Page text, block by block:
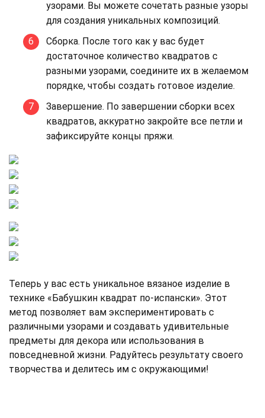
узорами. Вы можете сочетать разные узоры
для создания уникальных композиций.
Сборка. После того как у вас будет
достаточное количество квадратов с
разными узорами, соедините их в желаемом
порядке, чтобы создать готовое изделие.
Завершение. По завершении сборки всех
квадратов, аккуратно закройте все петли и
зафиксируйте концы пряжи.
Теперь у вас есть уникальное вязаное изделие в
технике «Бабушкин квадрат по-испански». Этот
метод позволяет вам экспериментировать с
различными узорами и создавать удивительные
предметы для декора или использования в
повседневной жизни. Радуйтесь результату своего
творчества и делитесь им с окружающими!